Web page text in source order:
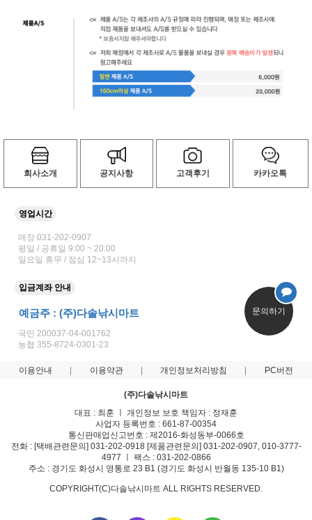
회사소개 공지사항 고객후기 카카오톡
영업시간
매장 031-202-0907
평일 / 공휴일 9:00 ~ 20:00
일요일 휴무 / 점심 12~13시까지
입금계좌 안내
예금주 : (주)다솔낚시마트
국민 200037-04-001762
농협 355-8724-0301-23
문의하기
이용안내 이용약관 개인정보처리방침 PC버전
(주)다솔낚시마트
대표 : 최훈 ㅣ 개인정보 보호 책임자 : 정재훈
사업자 등록번호 : 661-87-00354
통신판매업신고번호 : 제2016-화성동부-0066호
전화 : [택배관련문의] 031-202-0918 [제품관련문의] 031-202-0907, 010-3777-
4977 ㅣ 팩스 : 031-202-0866
주소 : 경기도 화성시 영통로 23 B1 (경기도 화성시 반월동 135-10 B1)
COPYRIGHT(C)다솔낚시마트 ALL RIGHTS RESERVED.